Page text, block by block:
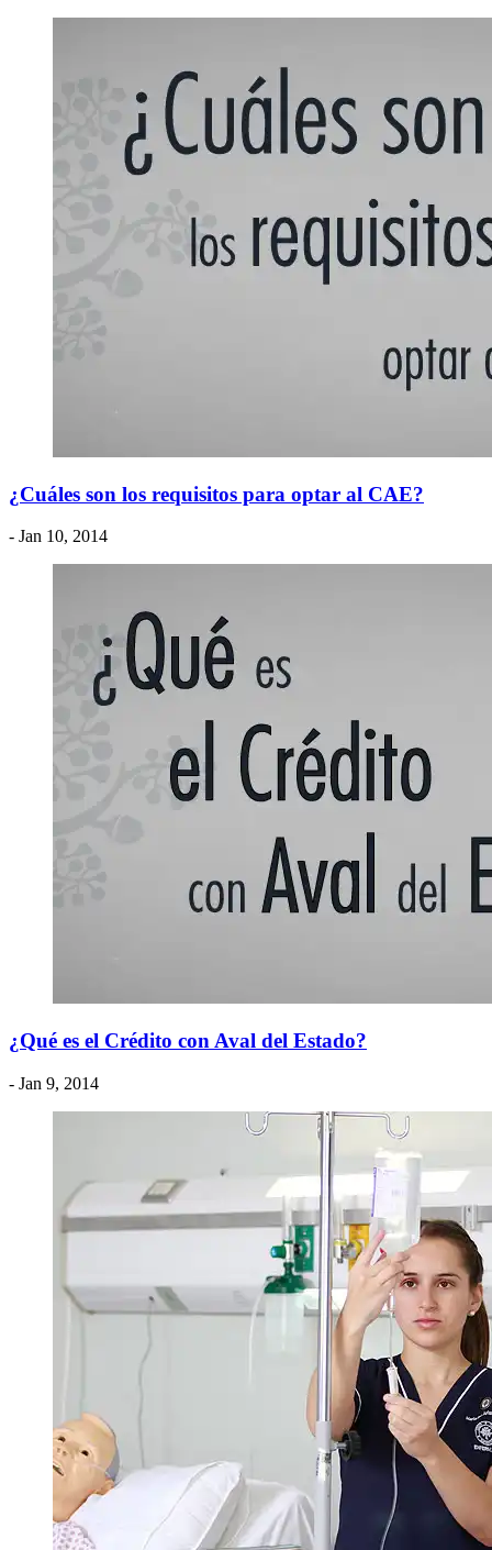
¿Cuáles son los requisitos para optar al CAE?
- Jan 10, 2014
¿Qué es el Crédito con Aval del Estado?
- Jan 9, 2014